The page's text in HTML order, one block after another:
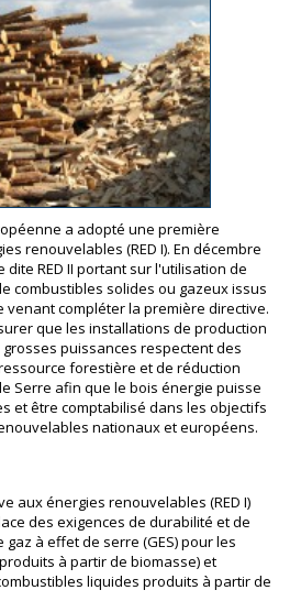
a adopté une première
renouvelables (RED I). En décembre
dite RED II portant sur l'utilisation de
combustibles solides ou gazeux issus
compléter la première directive.
que les installations de production
puissances respectent des
forestière et de réduction
Serre afin que le bois énergie puisse
et être comptabilisé dans les objectifs
nationaux et européens.
aux énergies renouvelables (RED I)
des exigences de durabilité et de
à effet de serre (GES) pour les
à partir de biomasse) et
liquides produits à partir de